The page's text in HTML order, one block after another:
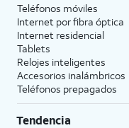
Teléfonos móviles
Internet por fibra óptica
Internet residencial
Tablets
Relojes inteligentes
Accesorios inalámbricos
Teléfonos prepagados
Tendencia